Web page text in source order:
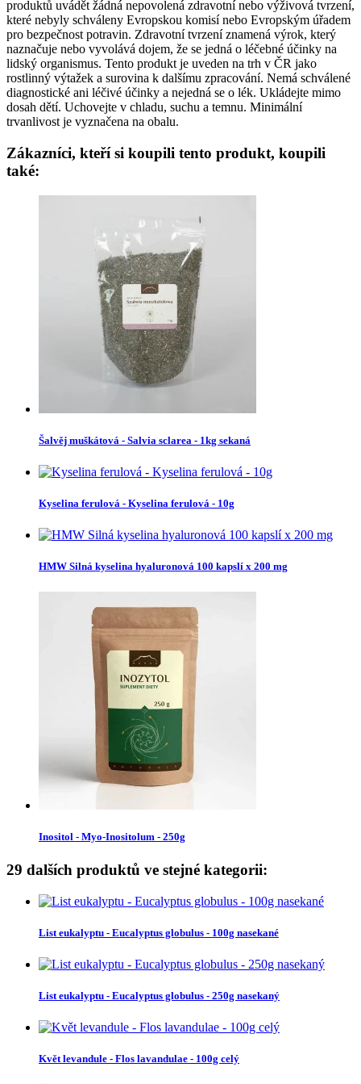
produktů uvádět žádná nepovolená zdravotní nebo výživová tvrzení,
které nebyly schváleny Evropskou komisí nebo Evropským úřadem
pro bezpečnost potravin. Zdravotní tvrzení znamená výrok, který
naznačuje nebo vyvolává dojem, že se jedná o léčebné účinky na
lidský organismus. Tento produkt je uveden na trh v ČR jako
rostlinný výtažek a surovina k dalšímu zpracování. Nemá schválené
diagnostické ani léčivé účinky a nejedná se o lék. Ukládejte mimo
dosah dětí. Uchovejte v chladu, suchu a temnu. Minimální
trvanlivost je vyznačena na obalu.
Zákazníci, kteří si koupili tento produkt, koupili
také:
Šalvěj muškátová - Salvia sclarea - 1kg sekaná
Kyselina ferulová - Kyselina ferulová - 10g
HMW Silná kyselina hyaluronová 100 kapslí x 200 mg
Inositol - Myo-Inositolum - 250g
29 dalších produktů ve stejné kategorii:
List eukalyptu - Eucalyptus globulus - 100g nasekané
List eukalyptu - Eucalyptus globulus - 250g nasekaný
Květ levandule - Flos lavandulae - 100g celý